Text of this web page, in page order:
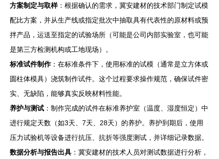
方案制定与取样：根据确认的需求，冀安建材的技术部门制定试模
配比方案，并从生产线或指定批次中抽取具有代表性的原材料或预
拌产品，运送至指定的试验场所（可能是公司内部实验室，也可能
是第三方检测机构或工地现场）。
标准试件制作：在标准条件下，使用标准的试模（通常是立方体或
圆柱体模具）浇筑制作试件。这个过程要求操作规范，确保试件密
实、无缺陷，能够真实反映材料性能。
养护与测试 ：制作完成的试件在标准养护室（温度、湿度恒定）中
进行规定天数（如3天、7天、28天）的养护。养护到期后，使用
压力试验机等设备进行抗压、抗折等强度测试，并详细记录数据。
数据分析与报告出具 ：冀安建材的技术人员对测试数据进行分析，